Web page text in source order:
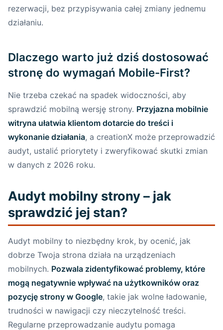
rezerwacji, bez przypisywania całej zmiany jednemu
działaniu.
Dlaczego warto już dziś dostosować
stronę do wymagań Mobile-First?
Nie trzeba czekać na spadek widoczności, aby
sprawdzić mobilną wersję strony. Przyjazna mobilnie
witryna ułatwia klientom dotarcie do treści i
wykonanie działania, a creationX może przeprowadzić
audyt, ustalić priorytety i zweryfikować skutki zmian
w danych z 2026 roku.
Audyt mobilny strony – jak
sprawdzić jej stan?
Audyt mobilny to niezbędny krok, by ocenić, jak
dobrze Twoja strona działa na urządzeniach
mobilnych. Pozwala zidentyfikować problemy, które
mogą negatywnie wpływać na użytkowników oraz
pozycję strony w Google, takie jak wolne ładowanie,
trudności w nawigacji czy nieczytelność treści.
Regularne przeprowadzanie audytu pomaga
Podsumowanie – Dlaczego creationX
optymalizacji mobilnej
mobilnej, których warto unikać
Przykłady dobrych praktyk w
optymalizacji mobilnej UX
Podsumowanie – Wsparcie creationX w
optymalizacji mobilnej
Podsumowanie i wezwanie do działania
Najważniejsze korzyści z Mobile-First
Zachęta do działania z creationX
Najważniejsze pytania o mobile-first indexing
w 2026 roku
Źródła i aktualne definicje Core Web Vitals